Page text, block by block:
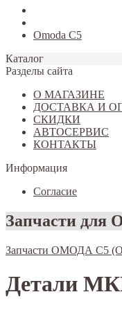
Omoda C5
Каталог
Разделы сайта
О МАГАЗИНЕ
ДОСТАВКА И
СКИДКИ
АВТОСЕРВИС
КОНТАКТЫ
Информация
Согласие
Запчасти
Запчасти ОМОДА С5
Детали